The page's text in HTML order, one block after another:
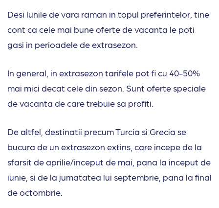
Desi lunile de vara raman in topul preferintelor, tine
cont ca cele mai bune oferte de vacanta le poti
gasi in perioadele de extrasezon.
In general, in extrasezon tarifele pot fi cu 40-50%
mai mici decat cele din sezon. Sunt oferte speciale
de vacanta de care trebuie sa profiti.
De altfel, destinatii precum Turcia si Grecia se
bucura de un extrasezon extins, care incepe de la
sfarsit de aprilie/inceput de mai, pana la inceput de
iunie, si de la jumatatea lui septembrie, pana la final
de octombrie.